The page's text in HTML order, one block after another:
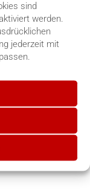
sind
werden.
jederzeit mit
ihm die
angeordnet…